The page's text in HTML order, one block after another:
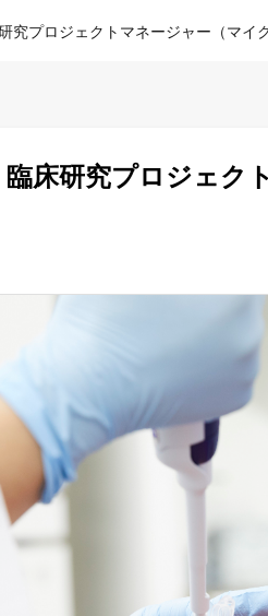
究プロジェクトマネージャー（マイ
床研究プロジェク